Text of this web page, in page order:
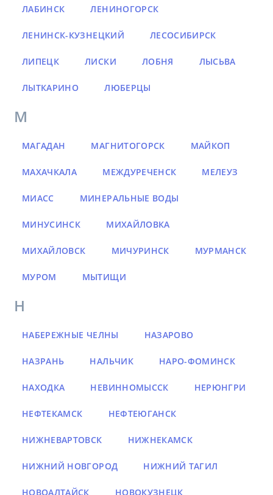
ЛАБИНСК ЛЕНИНОГОРСК
ЛЕНИНСК-КУЗНЕЦКИЙ ЛЕСОСИБИРСК
ЛИПЕЦК ЛИСКИ ЛОБНЯ ЛЫСЬВА
ЛЫТКАРИНО ЛЮБЕРЦЫ
М
МАГАДАН МАГНИТОГОРСК МАЙКОП
МАХАЧКАЛА МЕЖДУРЕЧЕНСК МЕЛЕУЗ
МИАСС МИНЕРАЛЬНЫЕ ВОДЫ
МИНУСИНСК МИХАЙЛОВКА
МИХАЙЛОВСК МИЧУРИНСК МУРМАНСК
МУРОМ МЫТИЩИ
Н
НАБЕРЕЖНЫЕ ЧЕЛНЫ НАЗАРОВО
НАЗРАНЬ НАЛЬЧИК НАРО-ФОМИНСК
НАХОДКА НЕВИННОМЫССК НЕРЮНГРИ
НЕФТЕКАМСК НЕФТЕЮГАНСК
НИЖНЕВАРТОВСК НИЖНЕКАМСК
НИЖНИЙ НОВГОРОД НИЖНИЙ ТАГИЛ
НОВОАЛТАЙСК НОВОКУЗНЕЦК